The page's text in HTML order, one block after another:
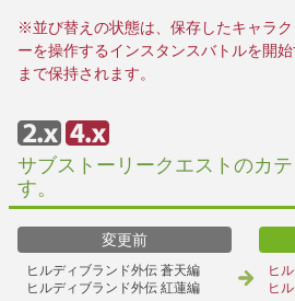
※並び替えの状態は、保存したキャラ
ーを操作するインスタンスバトルを開
まで保持されます。
サブストーリークエストのカ
す。
変更前
ヒルディブランド外伝 蒼天編
ヒルディブランド外伝 紅蓮編
ヒ
ヒ